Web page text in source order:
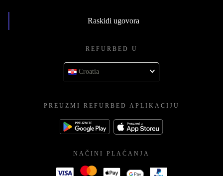
Raskidi ugovora
REFURBED U
Croatia
PREUZMI REFURBED APLIKACIJU
NAČINI PLAĆANJA